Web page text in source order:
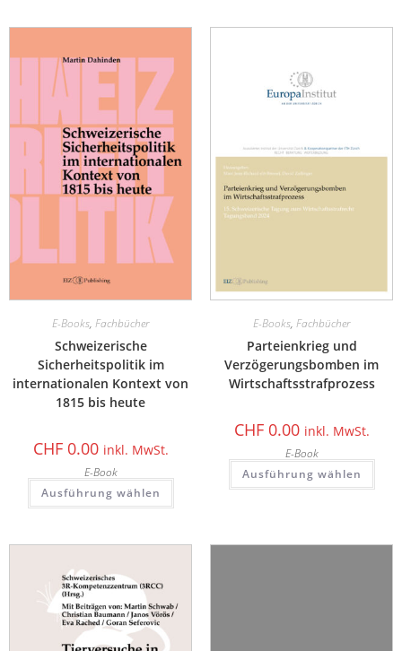
E-Books, Fachbücher
Schweizerische
Sicherheitspolitik im
internationalen Kontext von
1815 bis heute
CHF0.00 inkl. MwSt.
E-Book
Ausführung wählen
E-Books, Fachbücher
Parteienkrieg und
Verzögerungsbomben im
Wirtschaftsstrafprozess
CHF0.00 inkl. MwSt.
E-Book
Ausführung wählen